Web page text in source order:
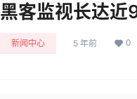
黑客监视长达近
新闻中心 5 年前 0